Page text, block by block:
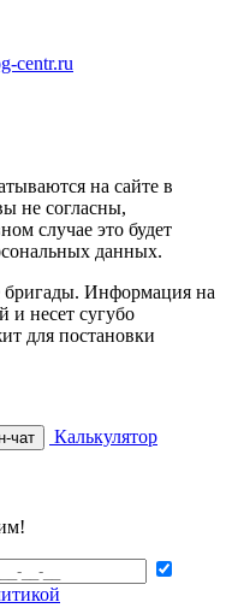
centr.ru
на сайте в
не согласны,
случае это будет
данных.
Информация на
и несет сугубо
для постановки
чат Калькулятор